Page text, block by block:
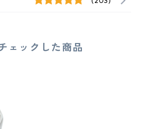
ェックした商品